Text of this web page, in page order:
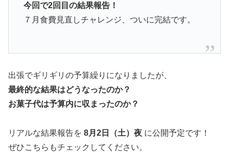
今回で2回目の結果報告！
７月食費見直しチャレンジ、ついに完結です。
出張でギリギリの予算繰りになりましたが、
最終的な結果はどうなったのか？
お菓子代は予算内に収まったのか？
リアルな結果報告を 8月2日（土）夜 に公開予定です！
ぜひこちらもチェックしてください。